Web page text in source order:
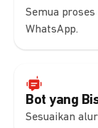
Semua
WhatsApp.
Bot yang
Sesuaikan